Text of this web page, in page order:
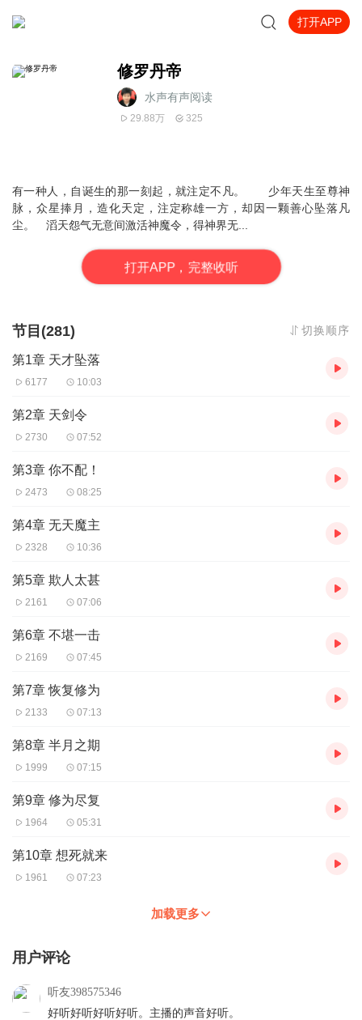
打开APP
修罗丹帝
水声有声阅读
29.88万 325
有一种人，自诞生的那一刻起，就注定不凡。 少年天生至尊神
脉，众星捧月，造化天定，注定称雄一方，却因一颗善心坠落凡
尘。 滔天怨气无意间激活神魔令，得神界无...
打开APP，完整收听
节目(281) 切换顺序
第1章 天才坠落
6177 10:03
第2章 天剑令
2730 07:52
第3章 你不配！
2473 08:25
第4章 无天魔主
2328 10:36
第5章 欺人太甚
2161 07:06
第6章 不堪一击
2169 07:45
第7章 恢复修为
2133 07:13
第8章 半月之期
1999 07:15
第9章 修为尽复
1964 05:31
第10章 想死就来
1961 07:23
加载更多
用户评论
听友398575346
好听好听好听好听。主播的声音好听。